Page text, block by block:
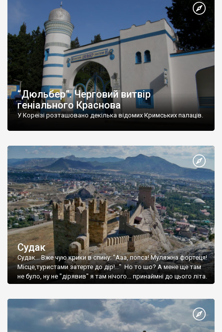
“Дюльбер”. Черговий витвір
геніального Краснова
У Кореїзі розташовано декілька відомих Кримських палаців.
Судак
Судак... Вже чую крики в спину: "Ааа, попса! Муляжна фортеця!
Місце,туристами затерте до дір!..." Но то шо? А мене ще там
не було, ну не "дірявив" я там нічого... принаймні до цього літа.